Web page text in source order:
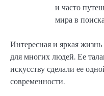
и часто
мира в
Интересная и яркая
для многих людей. Ее
искусству сделали ее
современности.